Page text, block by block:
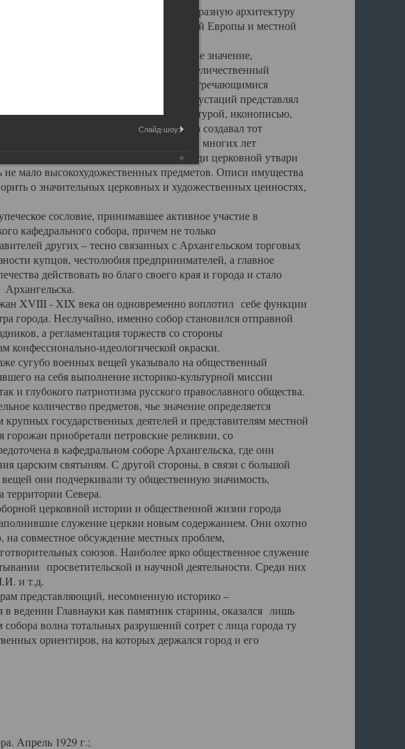
воплотил в себе яркую и своеобразную архитектуру
течениями России, Западной Европы и местной
вполне оправдывали его кафедральное значение,
построек города. Обширный и величественный
стиля, с единственными нигде не встречающимися
резных, символических инкрустаций представлял
совокупности же с живописью, скульптурой, иконописью,
утвари интерьер Троицкого храма создавал тот
убранства собора, на протяжении многих лет
В соборной ризнице, библиотеке, среди церковной утвари
не мало высокохудожественных предметов. Описи имущества
о значительных церковных и художественных ценностях,
сословие, принимавшее активное участие в
кафедрального собора, причем не только
других – тесно связанных с Архангельском торговых
купцов, честолюбия предпринимателей, а главное
действовать во благо своего края и города и стало
Архангельска.
- XIX века он одновременно воплотил себе функции
города. Неслучайно, именно собор становился отправной
а регламентация торжеств со стороны
конфессионально-идеологической окраски.
военных вещей указывало на общественный
на себя выполнение историко-культурной миссии
и глубокого патриотизма русского православного общества.
количество предметов, чье значение определяется
государственных деятелей и представителям местной
горожан приобретали петровские реликвии, со
в кафедральном соборе Архангельска, где они
царским святыням. С другой стороны, в связи с большой
они подчеркивали ту общественную значимость,
территории Севера.
церковной истории и общественной жизни города
служение церкви новым содержанием. Они охотно
на совместное обсуждение местных проблем,
союзов. Наиболее ярко общественное служение
просветительской и научной деятельности. Среди них
и т.д.
представляющий, несомненную историко –
в ведении Главнауки как памятник старины, оказался лишь
волна тотальных разрушений сотрет с лица города ту
ориентиров, на которых держался город и его
Апрель 1929 г.;
Слайд-шоу: